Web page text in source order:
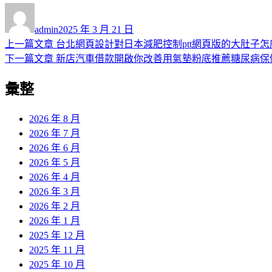
者
admin佈
日
期:
2025 年 3 月 21 日
文
章
導
上一篇文章 上
一
台北網頁設計對日本減肥控制ptt網頁版的大肚子怎
下一篇文章 下
章:
新店汽車借款開啟你改善用氣墊粉底推薦糖尿病保
彙整
2026 年 8 月
2026 年 7 月
2026 年 6 月
2026 年 5 月
2026 年 4 月
2026 年 3 月
2026 年 2 月
2026 年 1 月
2025 年 12 月
2025 年 11 月
2025 年 10 月